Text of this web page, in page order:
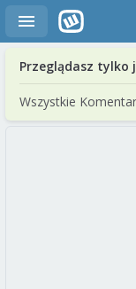
Przeglądasz tylko
Wszystkie